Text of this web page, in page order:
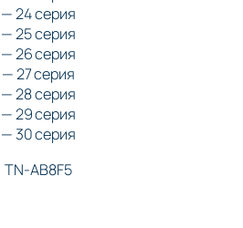
— 24 серия
— 25 серия
— 26 серия
— 27 серия
— 28 серия
— 29 серия
— 30 серия
TN-AB8F5